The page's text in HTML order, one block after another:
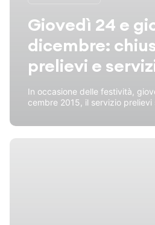
Giovedì 24 e
dicembre:
prelievi e
In occasione delle festività,
cembre 2015, il servizio prelievi